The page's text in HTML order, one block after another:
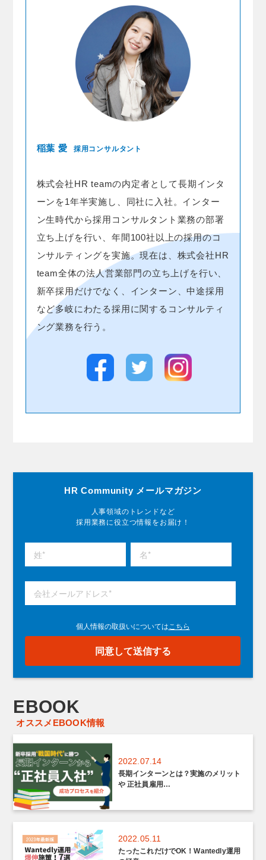
稲葉 愛 採用コンサルタント
株式会社HR teamの内定者として長期インタ
ーンを1年半実施し、同社に入社。インター
ン生時代から採用コンサルタント業務の部署
立ち上げを行い、年間100社以上の採用のコ
ンサルティングを実施。現在は、株式会社HR
team全体の法人営業部門の立ち上げを行い、
新卒採用だけでなく、インターン、中途採用
など多岐にわたる採用に関するコンサルティ
ング業務を行う。
HR Community メールマガジン
人事領域のトレンドなど
採用業務に役立つ情報をお届け！
EBOOK
オススメEBOOK情報
2022.07.14
長期インターンとは？実施のメリット
や 正社員雇用…
2022.05.11
たったこれだけでOK！Wantedly運用